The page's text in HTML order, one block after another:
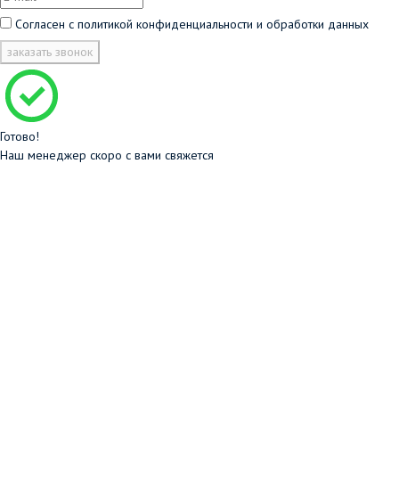
Согласен с политикой конфиденциальности и обработки данных
заказать звонок
Готово!
Наш менеджер скоро с вами свяжется